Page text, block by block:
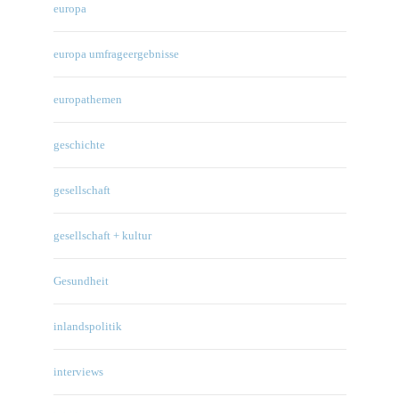
europa
europa umfrageergebnisse
europathemen
geschichte
gesellschaft
gesellschaft + kultur
Gesundheit
inlandspolitik
interviews